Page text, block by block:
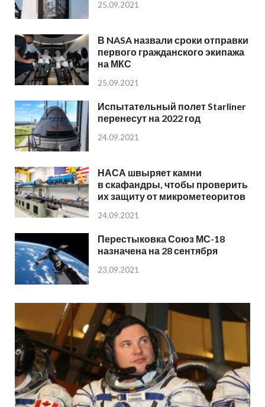
25.09.2021
В NASA назвали сроки отправки
первого гражданского экипажа
на МКС
25.09.2021
Испытательный полет Starliner
перенесут на 2022 год
24.09.2021
НАСА швыряет камни
в скафандры, чтобы проверить
их защиту от микрометеоритов
24.09.2021
Перестыковка Союз МС-18
назначена на 28 сентября
23.09.2021